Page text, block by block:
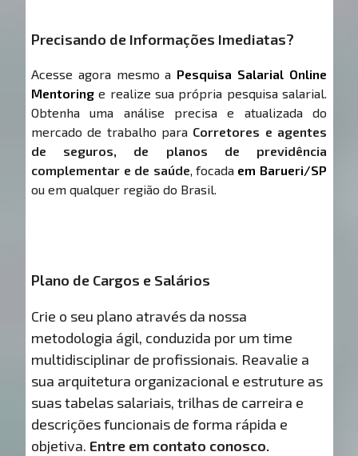
Precisando de Informações Imediatas?
Acesse agora mesmo a Pesquisa Salarial Online
Mentoring e realize sua própria pesquisa salarial.
Obtenha uma análise precisa e atualizada do
mercado de trabalho para Corretores e agentes
de seguros, de planos de previdência
complementar e de saúde, focada em Barueri/SP
ou em qualquer região do Brasil.
Plano de Cargos e Salários
Crie o seu plano através da nossa
metodologia ágil, conduzida por um time
multidisciplinar de profissionais. Reavalie a
sua arquitetura organizacional e estruture as
suas tabelas salariais, trilhas de carreira e
descrições funcionais de forma rápida e
objetiva. Entre em contato conosco.